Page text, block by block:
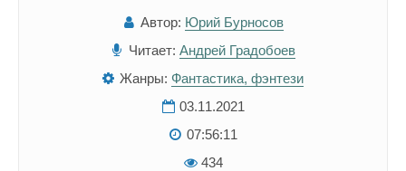
Автор: Юрий Бурносов
Читает: Андрей Градобоев
Жанры: Фантастика, фэнтези
03.11.2021
07:56:11
434